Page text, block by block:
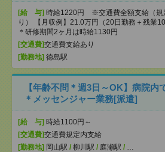
[給 与] 時給1220円 ※交通費全額支給（規
り） 【月収例】21.0万円（20日勤務＋残業
＊研修期間2ヶ月は時給1130円
[交通費]交通費支給あり
[勤務地] 徳島駅
【年齢不問＊週3日～OK】病院内
＊メッセンジャー業務[派遣]
[給 与] 時給1100円～
[交通費]交通費規定内支給
[勤務地] 岡山駅 / 柳川駅 / 庭瀬駅 / …